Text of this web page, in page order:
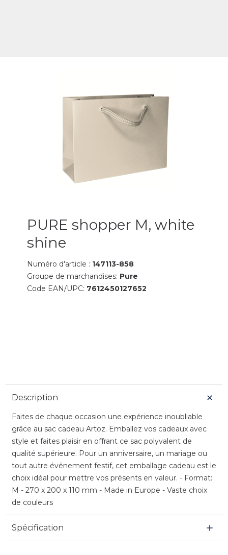
PURE shopper M, white
shine
Numéro d'article : 147113-858
Groupe de marchandises: Pure
Code EAN/UPC: 7612450127652
Description
Faites de chaque occasion une expérience inoubliable
grâce au sac cadeau Artoz. Emballez vos cadeaux avec
style et faites plaisir en offrant ce sac polyvalent de
qualité supérieure. Pour un anniversaire, un mariage ou
tout autre événement festif, cet emballage cadeau est le
choix idéal pour mettre vos présents en valeur. - Format:
M - 270 x 200 x 110 mm - Made in Europe - Vaste choix
de couleurs
Spécification